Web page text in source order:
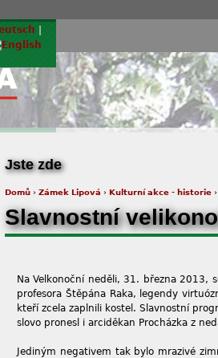
Jste zde
Domů › Zámek Lipová › Kulturní akce - historie
Slavnostní
Na Velkonoční neděli, 31. března 2013,
profesora Štěpána Raka, legendy
kteří zcela zaplnili kostel. Slavnostní
slovo pronesl i arciděkan Procházka z
Jediným negativem tak bylo mrazivé